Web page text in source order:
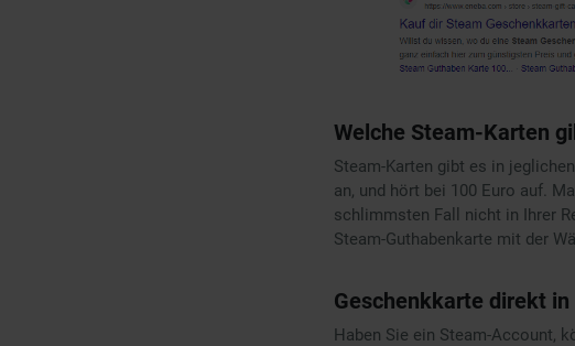
Welche Steam-Karten
Steam-Karten gibt es in
an, und hört bei 100 Euro auf.
schlimmsten Fall nicht in Ihrer
Steam-Guthabenkarte mit der
Geschenkkarte direkt in
Haben Sie ein Steam-Account,